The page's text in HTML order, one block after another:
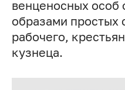
венценосных особ
образами простых
рабочего,
кузнеца.